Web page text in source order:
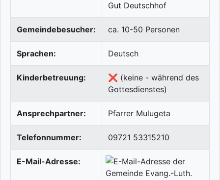
Gut Deutschhof
Gemeindebesucher: ca. 10-50 Personen
Sprachen: Deutsch
Kinderbetreuung:
❌ (keine - während des
Gottesdienstes)
Ansprechpartner: Pfarrer Mulugeta
Telefonnummer: 09721 53315210
E-Mail-Adresse: